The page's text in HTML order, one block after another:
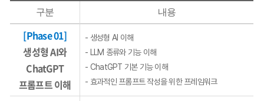
구분 내용
[Phase 01]
생성형 AI와
ChatGPT
프롬프트 이해
- 생성형 AI 이해
- LLM 종류와 기능 이해
- ChatGPT 기본 기능 이해
- 효과적인 프롬프트 작성을 위한 프레임워크